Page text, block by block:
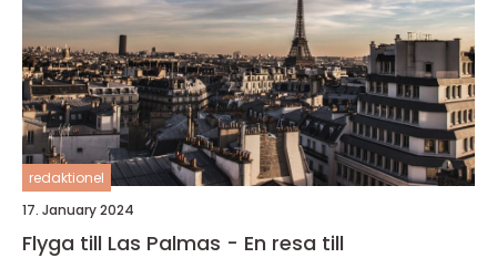
redaktionel
17. January 2024
Flyga till Las Palmas - En resa till